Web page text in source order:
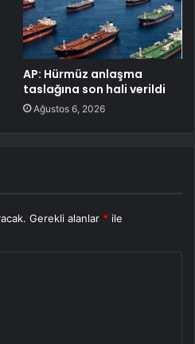
AP: Hürmüz anlaşma
taslağına son hali verildi
Ağustos 6, 2026
Gerekli alanlar * ile